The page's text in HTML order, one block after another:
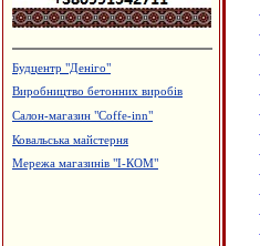
Будцентр "Деніго"
Виробництво бетонних виробів
Салон-магазин "Coffe-inn"
Ковальська майстерня
Мережа магазинів "І-КОМ"